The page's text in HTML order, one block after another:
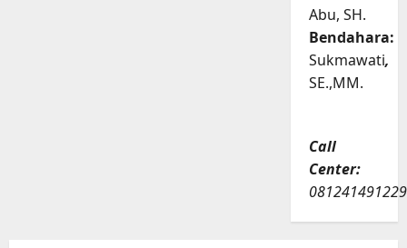
Abu, SH.
Bendahara:
Sukmawati,
SE.,MM.
Call
Center:
081241491229